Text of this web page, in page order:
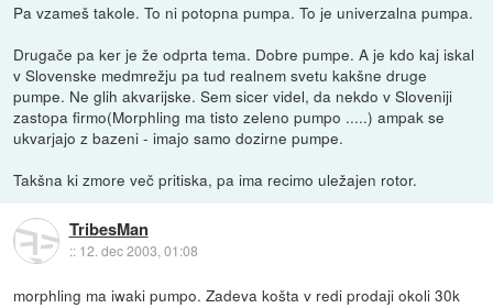
Pa vzameš takole. To ni potopna pumpa. To je univerzalna pumpa.
Drugače pa ker je že odprta tema. Dobre pumpe. A je kdo kaj iskal
v Slovenske medmrežju pa tud realnem svetu kakšne druge
pumpe. Ne glih akvarijske. Sem sicer videl, da nekdo v Sloveniji
zastopa firmo(Morphling ma tisto zeleno pumpo .....) ampak se
ukvarjajo z bazeni - imajo samo dozirne pumpe.
Takšna ki zmore več pritiska, pa ima recimo uležajen rotor.
TribesMan
:: 12. dec 2003, 01:08
morphling ma iwaki pumpo. Zadeva košta v redi prodaji okoli 30k